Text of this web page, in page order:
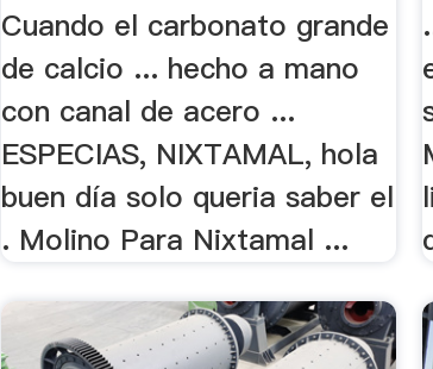
Cuando el carbonato grande
de calcio ... hecho a mano
con canal de acero ...
ESPECIAS, NIXTAMAL, hola
buen día solo queria saber el
. Molino Para Nixtamal ...